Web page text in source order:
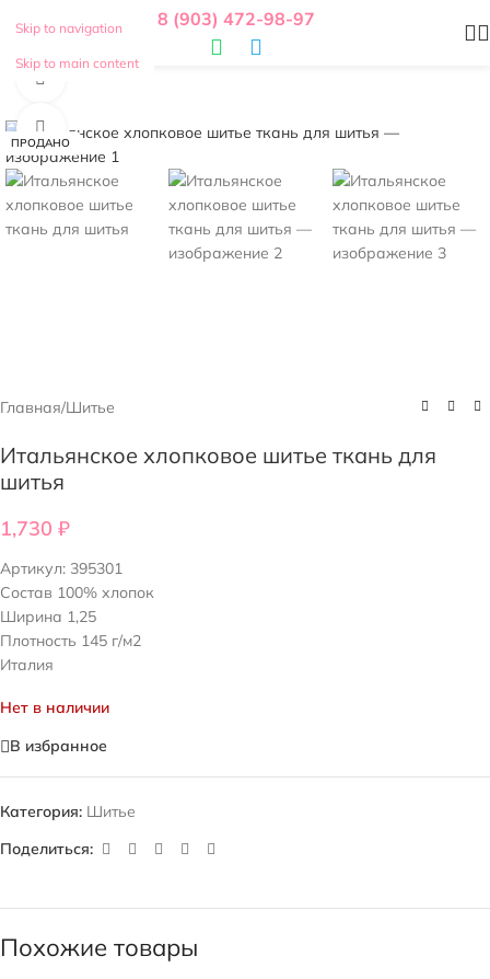
Skip to navigation
Skip to main content
8 (903) 472-98-97
ПРОДАНО
Нажмите, чтобы увеличить
Главная/Шитье
Итальянское хлопковое шитье ткань для
шитья
1,730 ₽
Артикул: 395301
Состав 100% хлопок
Ширина 1,25
Плотность 145 г/м2
Италия
Нет в наличии
В избранное
Категория: Шитье
Поделиться:
Похожие товары